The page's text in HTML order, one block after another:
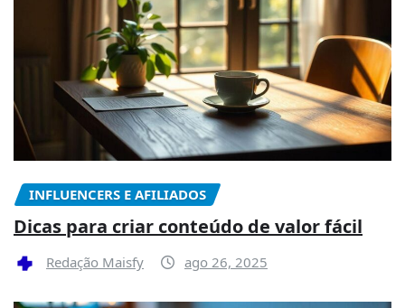
INFLUENCERS E AFILIADOS
Dicas para criar conteúdo de valor fácil
Redação Maisfy ago 26, 2025